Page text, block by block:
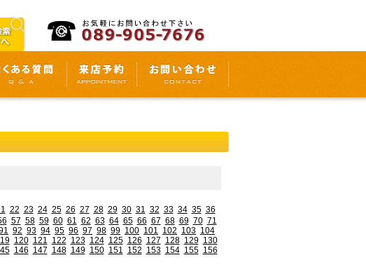
22 23 24 25 26 27 28 29 30 31 32 33 34 35 36
57 58 59 60 61 62 63 64 65 66 67 68 69 70 71
92 93 94 95 96 97 98 99 100 101 102 103 104
120 121 122 123 124 125 126 127 128 129 130
146 147 148 149 150 151 152 153 154 155 156